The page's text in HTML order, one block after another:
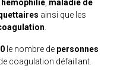
hémophilie maladie de
ainsi que les
le nombre de personnes
coagulation défaillant.